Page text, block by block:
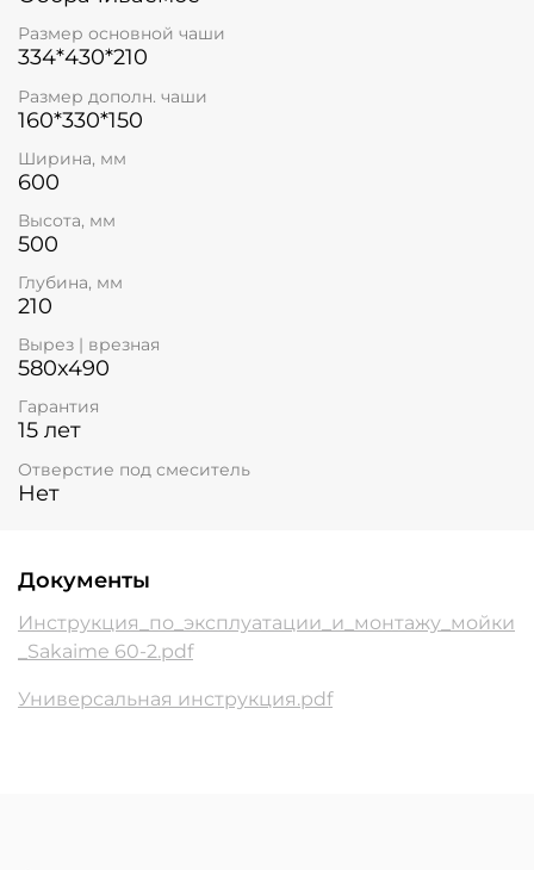
Размер основной чаши
334*430*210
Размер дополн. чаши
160*330*150
Ширина, мм
600
Высота, мм
500
Глубина, мм
210
Вырез | врезная
580x490
Гарантия
15 лет
Отверстие под смеситель
Нет
Документы
Инструкция_по_эксплуатации_и_монтажу_мойки
_Sakaime 60-2.pdf
Универсальная инструкция.pdf